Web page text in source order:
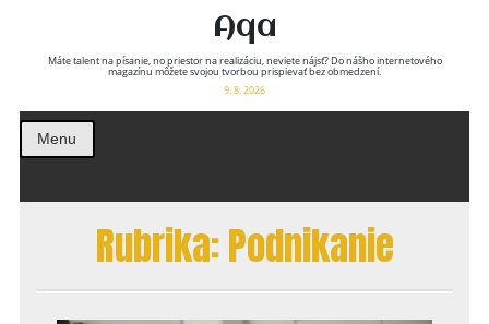
Aqa
Máte talent na písanie, no priestor na realizáciu, neviete nájsť? Do nášho internetového
magazínu môžete svojou tvorbou prispievať bez obmedzení.
9. 8. 2026
Menu
Rubrika:Podnikanie